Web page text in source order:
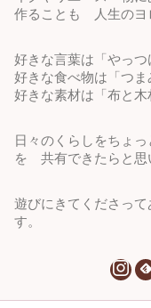
作ることも 人生のヨ
好きな言葉は「やっ
好きな食べ物は「つま
好きな素材は「布と木
日々のくらしをちょ
を 共有できたらと思
遊びにきてくださっ
す。